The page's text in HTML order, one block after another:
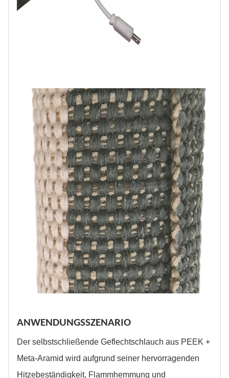
ANWENDUNGSSZENARIO
Der selbstschließende Geflechtschlauch aus PEEK +
Meta-Aramid wird aufgrund seiner hervorragenden
Hitzebeständigkeit, Flammhemmung und